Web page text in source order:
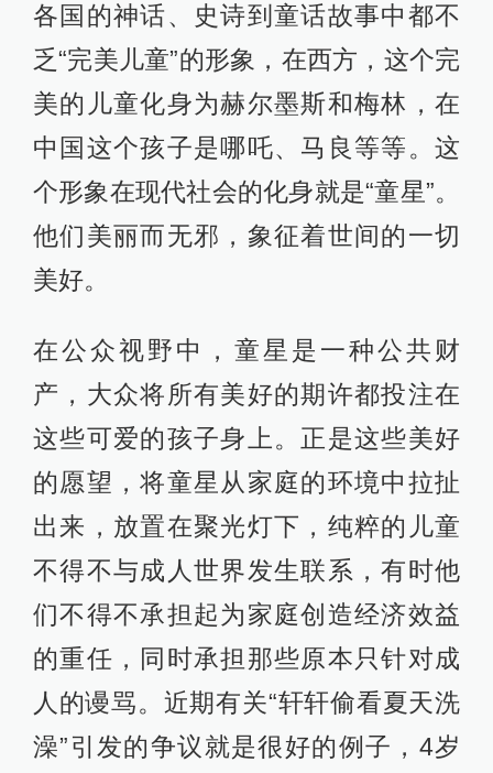
各国的神话、史诗到童话故事中都不
乏“完美儿童”的形象，在西方，这个完
美的儿童化身为赫尔墨斯和梅林，在
中国这个孩子是哪吒、马良等等。这
个形象在现代社会的化身就是“童星”。
他们美丽而无邪，象征着世间的一切
美好。
在公众视野中，童星是一种公共财
产，大众将所有美好的期许都投注在
这些可爱的孩子身上。正是这些美好
的愿望，将童星从家庭的环境中拉扯
出来，放置在聚光灯下，纯粹的儿童
不得不与成人世界发生联系，有时他
们不得不承担起为家庭创造经济效益
的重任，同时承担那些原本只针对成
人的谩骂。近期有关“轩轩偷看夏天洗
澡”引发的争议就是很好的例子，4岁